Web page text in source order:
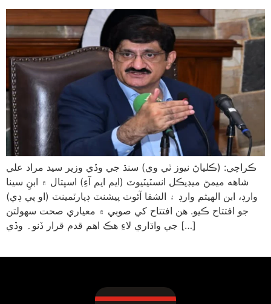
ڪراچي: (ڪلياڻ نيوز ٽي وي) سنڌ جي وڏي وزير سيد مراد علي
شاهه ميمڻ ميڊيڪل انسٽيٽيوٽ (ايم ايم آءِ) اسپتال ۾ ابنِ سينا
وارڊ، ابن الهيثم وارڊ ۽ الشفا آئوٽ پيشنٽ ڊپارٽمينٽ (او پي ڊي)
جو افتتاح ڪيو. هن افتتاح کي صوبي ۾ معياري صحت سهولتن
جي واڌاري لاءِ هڪ اهم قدم قرار ڏنو۔ وڏي […]